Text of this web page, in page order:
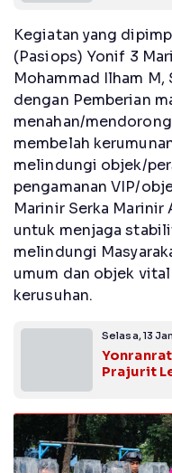
Kegiatan yang
(Pasiops) Yonif 3
Mohammad Ilham M,
dengan Pemberian
menahan/
membelah
melindungi objek/
pengamanan VIP/
Marinir Serka
untuk menjaga
melindungi
umum dan objek
kerusuhan.
Selasa, 13
Prajurit